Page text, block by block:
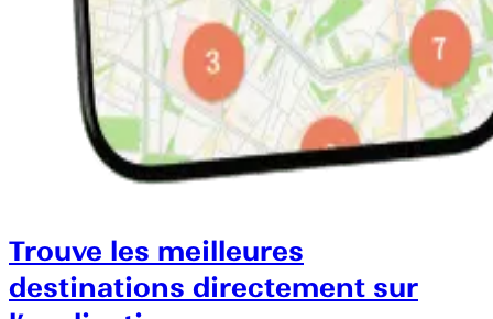
Trouve les meilleures
destinations directement sur